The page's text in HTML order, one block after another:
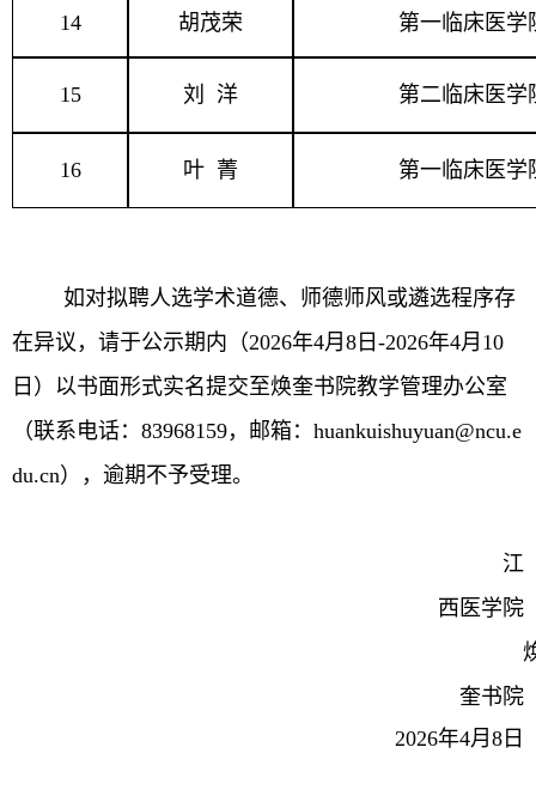
14 胡茂荣 第一临床医学
15 刘 洋 第二临床医学
16 叶 菁 第一临床医学
如对拟聘人选学术道德、师德师风或遴选程序存
在异议，请于公示期内（2026年4月 8 日 -2026年4月 10
日）以书面形式实名提交至焕奎书院教学管理办公室
（联系电话： 83968159，邮箱： huankuishuyuan@ncu.e
du.cn），逾期不予受理。
江
西医学院
奎书院
2026年4月 8 日